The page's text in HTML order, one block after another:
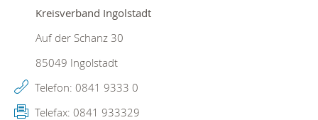
Kreisverband Ingolstadt
Auf der Schanz 30
85049 Ingolstadt
Telefon: 0841 9333 0
Telefax: 0841 933329